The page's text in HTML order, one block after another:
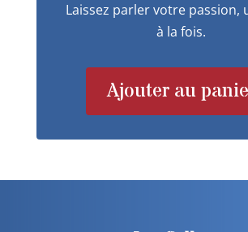
Laissez parler votre passion,
à la fois.
Ajouter au